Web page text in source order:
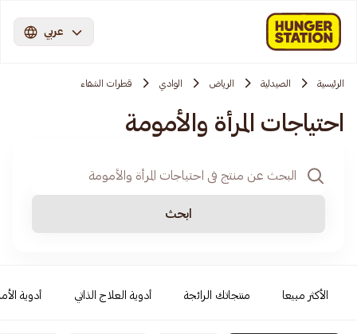
عربي
الرئيسية الصيدلية الرياض الوادي قطرات الشفاء
احتياجات المرأة والأمومة
ابحث
الأكثر مبيعا منتجاتك الرائجة أدوية العلاج الذاتي أدوية